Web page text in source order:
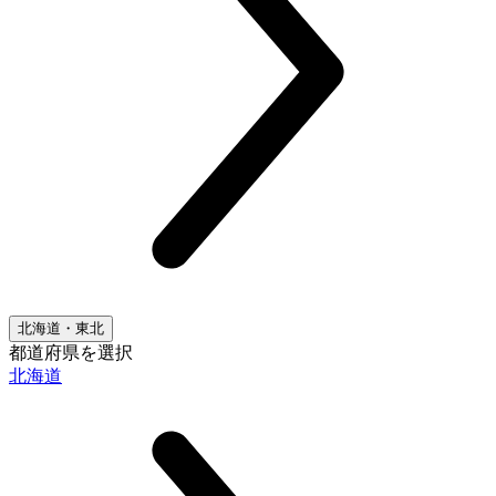
北海道・東北
都道府県を選択
北海道